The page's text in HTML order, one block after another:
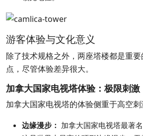
游客体验与文化意义
除了技术规格之外，两座塔楼都是重
点，尽管体验差异很大。
加拿大国家电视塔体验：极限刺激
加拿大国家电视塔的体验侧重于高空刺
边缘漫步： 加拿大国家电视塔最著